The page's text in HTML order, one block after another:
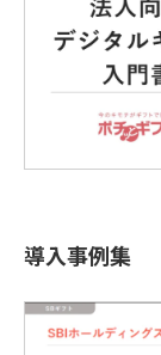
導入事例集